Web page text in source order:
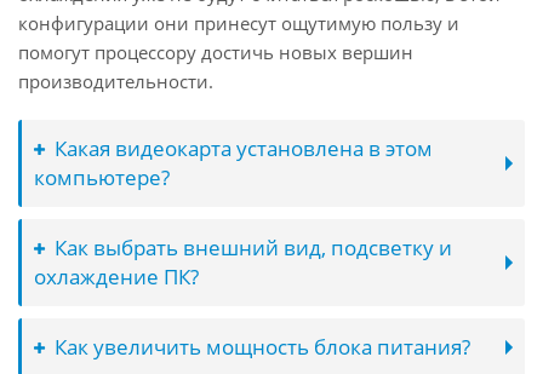
конфигурации они принесут ощутимую пользу и
помогут процессору достичь новых вершин
производительности.
Какая видеокарта установлена в этом
компьютере?
Как выбрать внешний вид, подсветку и
охлаждение ПК?
Как увеличить мощность блока питания?